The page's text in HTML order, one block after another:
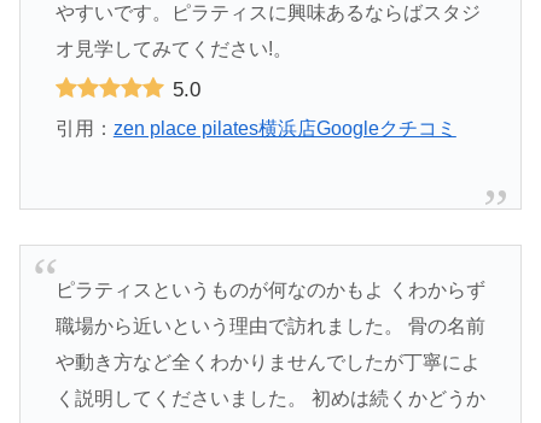
やすいです。ピラティスに興味あるならばスタジ
オ見学してみてください!。
5.0
引用： zen place pilates横浜店Googleクチコミ
ピラティスというものが何なのかもよ くわからず
職場から近いという理由で訪れました。 骨の名前
や動き方など全くわかりませんでしたが丁寧によ
く説明してくださいました。 初めは続くかどうか